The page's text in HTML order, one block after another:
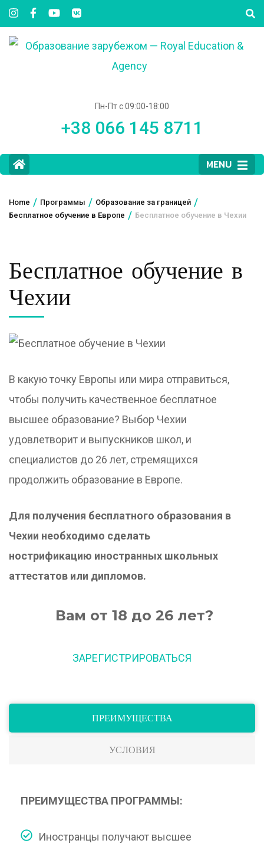
Пн-Пт с 09:00-18:00
+38 066 145 8711
MENU
Home / Программы / Образование за границей /
Бесплатное обучение в Европе / Бесплатное обучение в Чехии
Бесплатное обучение в
Чехии
В какую точку Европы или мира отправиться,
чтобы получить качественное бесплатное
высшее образование? Выбор Чехии
удовлетворит и выпускников школ, и
специалистов до 26 лет, стремящихся
продолжить образование в Европе.
Для получения бесплатного образования в
Чехии необходимо сделать
нострификацию иностранных школьных
аттестатов или дипломов.
Вам от 18 до 26 лет?
ЗАРЕГИСТРИРОВАТЬСЯ
ПРЕИМУЩЕСТВА
УСЛОВИЯ
ПРЕИМУЩЕСТВА ПРОГРАММЫ:
Иностранцы получают высшее